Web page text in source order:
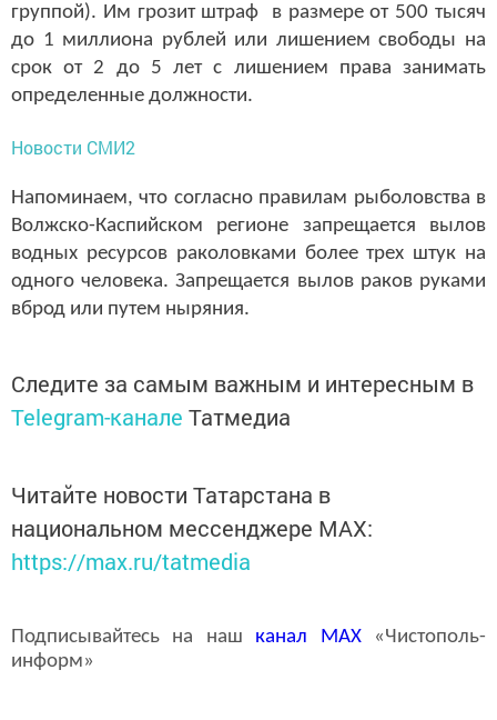
группой). Им грозит штраф в размере от 500 тысяч
до 1 миллиона рублей или лишением свободы на
срок от 2 до 5 летс лишением права занимать
определенные должности.
Новости СМИ2
Напоминаем, что согласно правилам рыболовства в
Волжско-Каспийском регионе запрещается вылов
водных ресурсов раколовками более трех штук на
одного человека. Запрещается вылов раков руками
вброд или путем ныряния.
Следите за самым важным и интересным в
Telegram-канале Татмедиа
Читайте новости Татарстана в
национальном мессенджере MАХ:
https://max.ru/tatmedia
Подписывайтесь на наш канал MAX«Чистополь-
информ»